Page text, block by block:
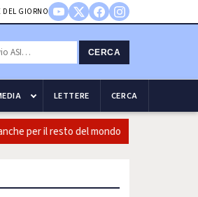
DEL GIORNO
CERCA
LETTERE CERCA
per il resto del mondo